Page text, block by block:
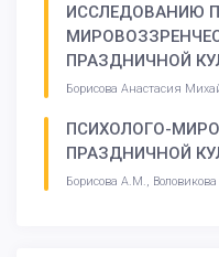
ИССЛЕДОВАНИЮ
ПРАЗДНИЧНОЙ
Борисова Анастасия
ПСИХОЛОГО-
ПРАЗДНИЧНОЙ
Борисова А.М.,